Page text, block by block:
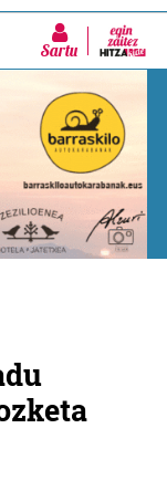
Sartu